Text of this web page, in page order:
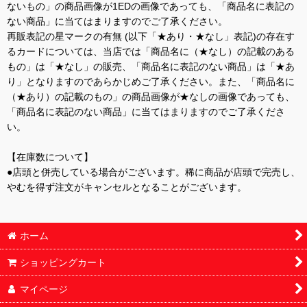
ないもの」の商品画像が1EDの画像であっても、「商品名に表記の
ない商品」に当てはまりますのでご了承ください。
再販表記の星マークの有無 (以下「★あり・★なし」表記)の存在す
るカードについては、当店では「商品名に（★なし）の記載のある
もの」は「★なし」の販売、「商品名に表記のない商品」は「★あ
り」となりますのであらかじめご了承ください。また、「商品名に
（★あり）の記載のもの」の商品画像が★なしの画像であっても、
「商品名に表記のない商品」に当てはまりますのでご了承くださ
い。
【在庫数について】
●店頭と併売している場合がございます。稀に商品が店頭で完売し、
やむを得ず注文がキャンセルとなることがございます。
ホーム
ショッピングカート
マイページ